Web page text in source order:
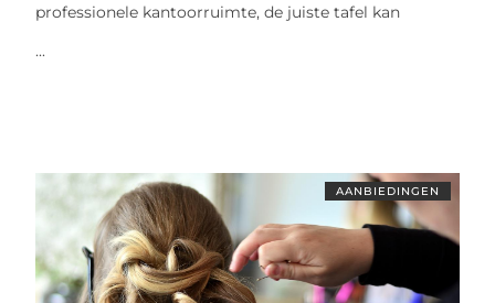
professionele kantoorruimte, de juiste tafel kan
...
AANBIEDINGEN